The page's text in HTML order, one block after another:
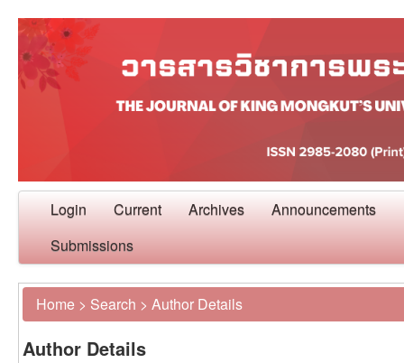
Login Current Archives Announcements
Submissions
Home > Search > Author Details
Author Details